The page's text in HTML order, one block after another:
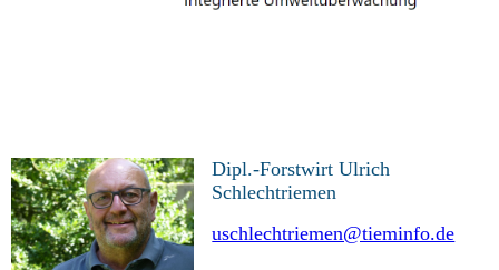
Dipl.-Forstwirt Ulrich
Schlechtriemen
uschlechtriemen@tieminfo.de